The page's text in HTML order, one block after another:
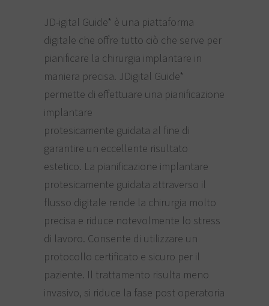
JD-igital Guide* è una piattaforma
digitale che offre tutto ciò che serve per
pianificare la chirurgia implantare in
maniera precisa. JDigital Guide*
permette di effettuare una pianificazione
implantare
protesicamente guidata al fine di
garantire un eccellente risultato
estetico. La pianificazione implantare
protesicamente guidata attraverso il
flusso digitale rende la chirurgia molto
precisa e riduce notevolmente lo stress
di lavoro. Consente di utilizzare un
protocollo certificato e sicuro per il
paziente. Il trattamento risulta meno
invasivo, si riduce la fase post operatoria